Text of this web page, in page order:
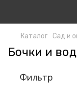
Каталог Сад и
Бочки и
Фильтр